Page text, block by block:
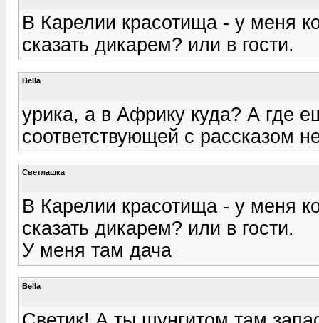
В Карелии красотища - у меня
сказать дикарем? или в гости.
Bella
урика, а в Африку куда? А где
соответствующей с рассказом
Светлашка
В Карелии красотища - у меня
сказать дикарем? или в гости.
У меня там дача
Bella